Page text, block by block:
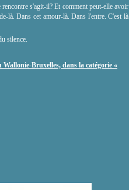
s'agit-il? Et comment peut-elle avoir
là. Dans cet amour-là. Dans l'entre. C'est là
silence.
Bruxelles, dans la catégorie «